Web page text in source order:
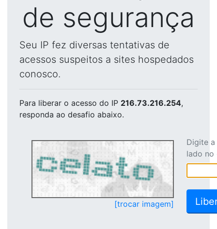
de segurança
Seu IP fez diversas tentativas de
acessos suspeitos a sites hospedados
conosco.
Para liberar o acesso do IP 216.73.216.254,
responda ao desafio abaixo.
[trocar imagem]
Digite
lado no